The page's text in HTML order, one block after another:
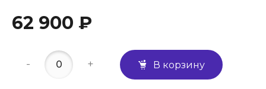
62 900 ₽
- + В корзину